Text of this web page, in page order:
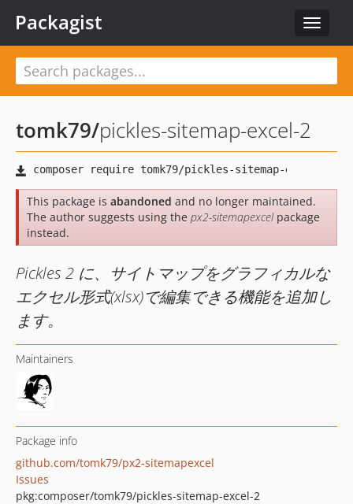
Toggle
Packagist
tomk79/pickles-sitemap-excel-2
This package is abandoned and no longer maintained.
The author suggests using the px2-sitemapexcelpackage
instead.
Pickles 2 に、サイトマップをグラフィカルな
エクセル形式(xlsx)で編集できる機能を追加し
ます。
Maintainers
Package info
github.com/tomk79/px2-sitemapexcel
Issues
pkg:composer/tomk79/pickles-sitemap-excel-2